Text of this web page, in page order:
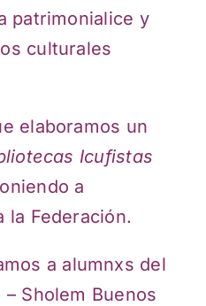
patrimonialice y
culturales
elaboramos un
Icufistas
a
la Federación.
a alumnxs del
Sholem Buenos